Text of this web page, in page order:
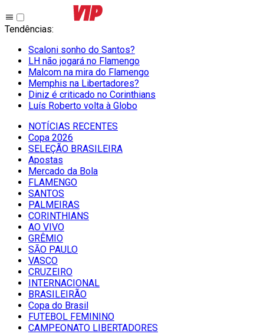
Tendências:
Scaloni sonho do Santos?
LH não jogará no Flamengo
Malcom na mira do Flamengo
Memphis na Libertadores?
Diniz é criticado no Corinthians
Luís Roberto volta à Globo
NOTÍCIAS RECENTES
Copa 2026
SELEÇÃO BRASILEIRA
Apostas
Mercado da Bola
FLAMENGO
SANTOS
PALMEIRAS
CORINTHIANS
AO VIVO
GRÊMIO
SĀO PAULO
VASCO
CRUZEIRO
INTERNACIONAL
BRASILEIRÃO
Copa do Brasil
FUTEBOL FEMININO
CAMPEONATO LIBERTADORES